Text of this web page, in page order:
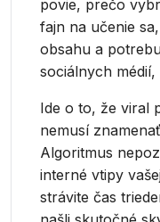
povie, prečo
fajn na učenie
obsahu a
sociálnych
Ide o to, že viral
nemusí
Algoritmus
interné vtipy
strávite čas